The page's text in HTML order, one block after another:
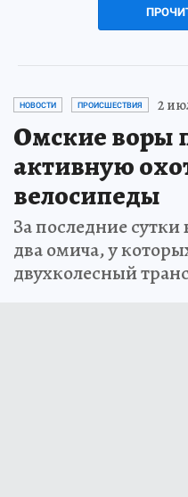
НОВОСТИ ПРОИСШЕСТВИЯ 2
Омские воры
активную
велосипеды
За последние
два омича, у
двухколесный